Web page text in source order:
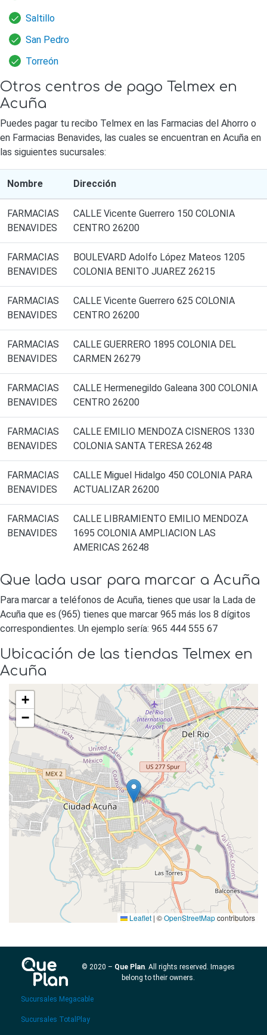
Saltillo
San Pedro
Torreón
Otros centros de pago Telmex en
Acuña
Puedes pagar tu recibo Telmex en las Farmacias del Ahorro o
en Farmacias Benavides, las cuales se encuentran en Acuña en
las siguientes sucursales:
Nombre Dirección
FARMACIAS
BENAVIDES
CALLE Vicente Guerrero 150 COLONIA
CENTRO 26200
FARMACIAS
BENAVIDES
BOULEVARD Adolfo López Mateos 1205
COLONIA BENITO JUAREZ 26215
FARMACIAS
BENAVIDES
CALLE Vicente Guerrero 625 COLONIA
CENTRO 26200
FARMACIAS
BENAVIDES
CALLE GUERRERO 1895 COLONIA DEL
CARMEN 26279
FARMACIAS
BENAVIDES
CALLE Hermenegildo Galeana 300 COLONIA
CENTRO 26200
FARMACIAS
BENAVIDES
CALLE EMILIO MENDOZA CISNEROS 1330
COLONIA SANTA TERESA 26248
FARMACIAS
BENAVIDES
CALLE Miguel Hidalgo 450 COLONIA PARA
ACTUALIZAR 26200
FARMACIAS
BENAVIDES
CALLE LIBRAMIENTO EMILIO MENDOZA
1695 COLONIA AMPLIACION LAS
AMERICAS 26248
Que lada usar para marcar a Acuña
Para marcar a teléfonos de Acuña, tienes que usar la Lada de
Acuña que es (965) tienes que marcar 965 más los 8 dígitos
correspondientes. Un ejemplo sería: 965 444 555 67
Ubicación de las tiendas Telmex en
Acuña
+
−
Leaflet | ©OpenStreetMapcontributors
© 2020 – Que Plan. All rights reserved. Images
belong to their owners.
Sucursales Megacable
Sucursales TotalPlay